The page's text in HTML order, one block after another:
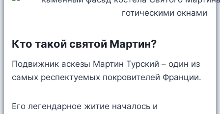
Кто такой святой Мартин?
Подвижник аскезы Мартин Турский – один из
самых респектуемых покровителей Франции.
Его легендарное житие началось и